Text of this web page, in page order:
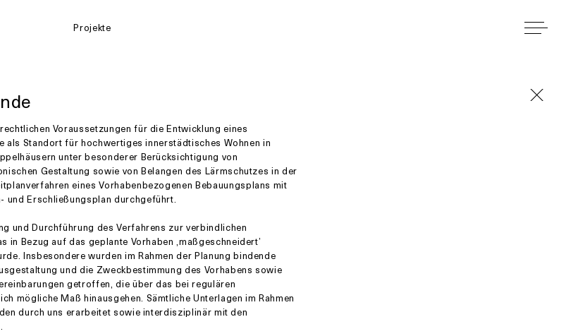
Projekte
Voraussetzungen für die Entwicklung eines
als Standort für hochwertiges innerstädtisches Wohnen in
unter besonderer Berücksichtigung von
Gestaltung sowie von Belangen des Lärmschutzes in der
eines Vorhabenbezogenen Bebauungsplans mit
und Erschließungsplan durchgeführt.
und Durchführung des Verfahrens zur verbindlichen
in Bezug auf das geplante Vorhaben ‚maßgeschneidert’
Insbesondere wurden im Rahmen der Planung bindende
und die Zweckbestimmung des Vorhabens sowie
getroffen, die über das bei regulären
mögliche Maß hinausgehen. Sämtliche Unterlagen im Rahmen
durch uns erarbeitet sowie interdisziplinär mit den